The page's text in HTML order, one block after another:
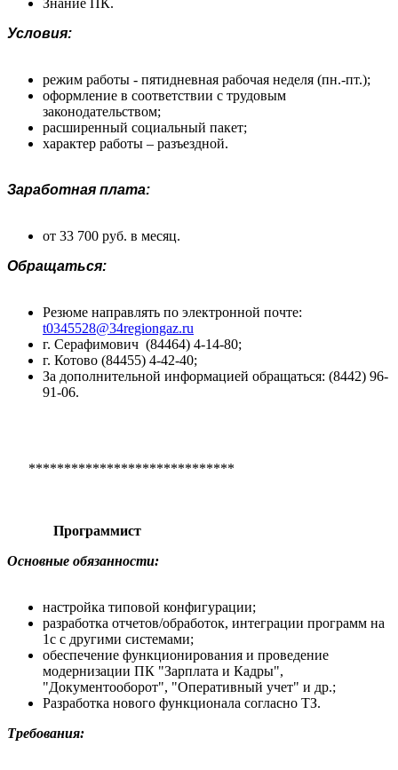
Условия:
режим работы - пятидневная рабочая неделя (пн.-пт.);
оформление в соответствии с трудовым
законодательством;
расширенный социальный пакет;
характер работы – разъездной.
Заработная плата:
от 33 700 руб. в месяц.
Обращаться:
Резюме направлять по электронной почте:
t0345528@34regiongaz.ru
г. Серафимович (84464) 4-14-80;
г. Котово (84455) 4-42-40;
За дополнительной информацией обращаться: (8442) 96-
91-06.
*****************************
Программист
Основные обязанности:
настройка типовой конфигурации;
разработка отчетов/обработок, интеграции программ на
1с с другими системами;
обеспечение функционирования и проведение
модернизации ПК "Зарплата и Кадры",
"Документооборот", "Оперативный учет" и др.;
Разработка нового функционала согласно ТЗ.
Требования: